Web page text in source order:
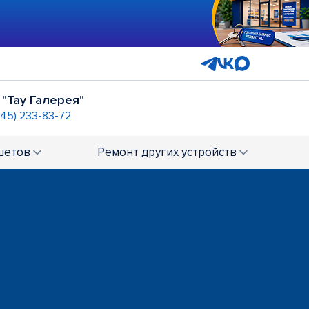
Галерея"
233-83-72
93-15
"Облака"
Ремонт других устройств